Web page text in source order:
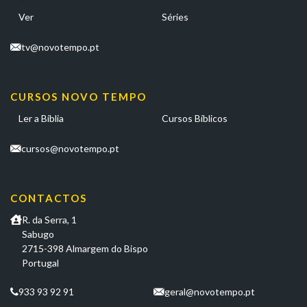
Ver Séries
tv@novotempo.pt
CURSOS NOVO TEMPO
Ler a Bíblia Cursos Bíblicos
cursos@novotempo.pt
CONTACTOS
R. da Serra, 1
Sabugo
2715-398 Almargem do Bispo
Portugal
933 93 92 91 geral@novotempo.pt